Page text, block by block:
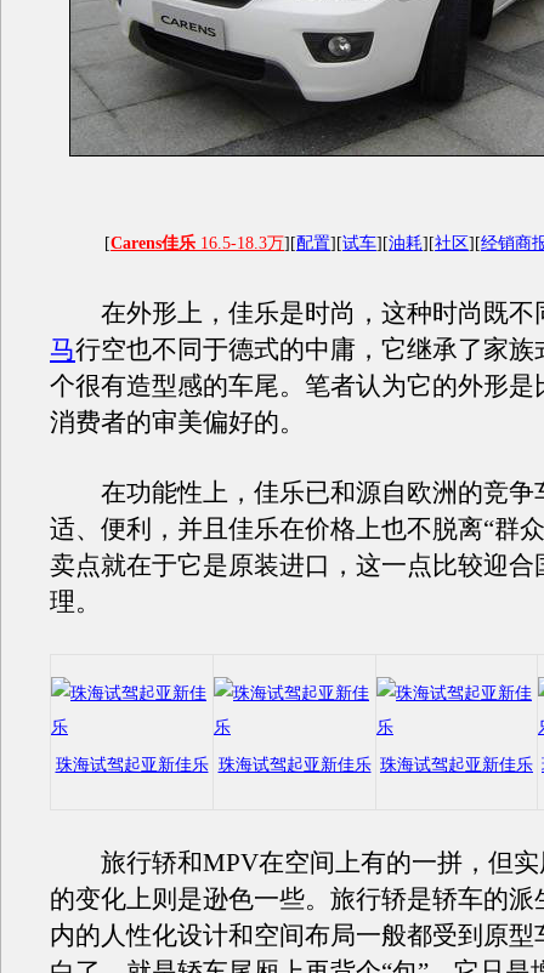
[Carens佳乐 16.5-18.3万][配置][试车][油耗][社区][经销商
在外形上，佳乐是时尚，这种时尚既不
马行空也不同于德式的中庸，它继承了家族
个很有造型感的车尾。笔者认为它的外形是
消费者的审美偏好的。
在功能性上，佳乐已和源自欧洲的竞争
适、便利，并且佳乐在价格上也不脱离“群
卖点就在于它是原装进口，这一点比较迎合
理。
珠海试驾起亚新佳乐 珠海试驾起亚新佳乐 珠海试驾起亚新佳乐
旅行轿和MPV在空间上有的一拼，但实
的变化上则是逊色一些。旅行轿是轿车的派
内的人性化设计和空间布局一般都受到原型